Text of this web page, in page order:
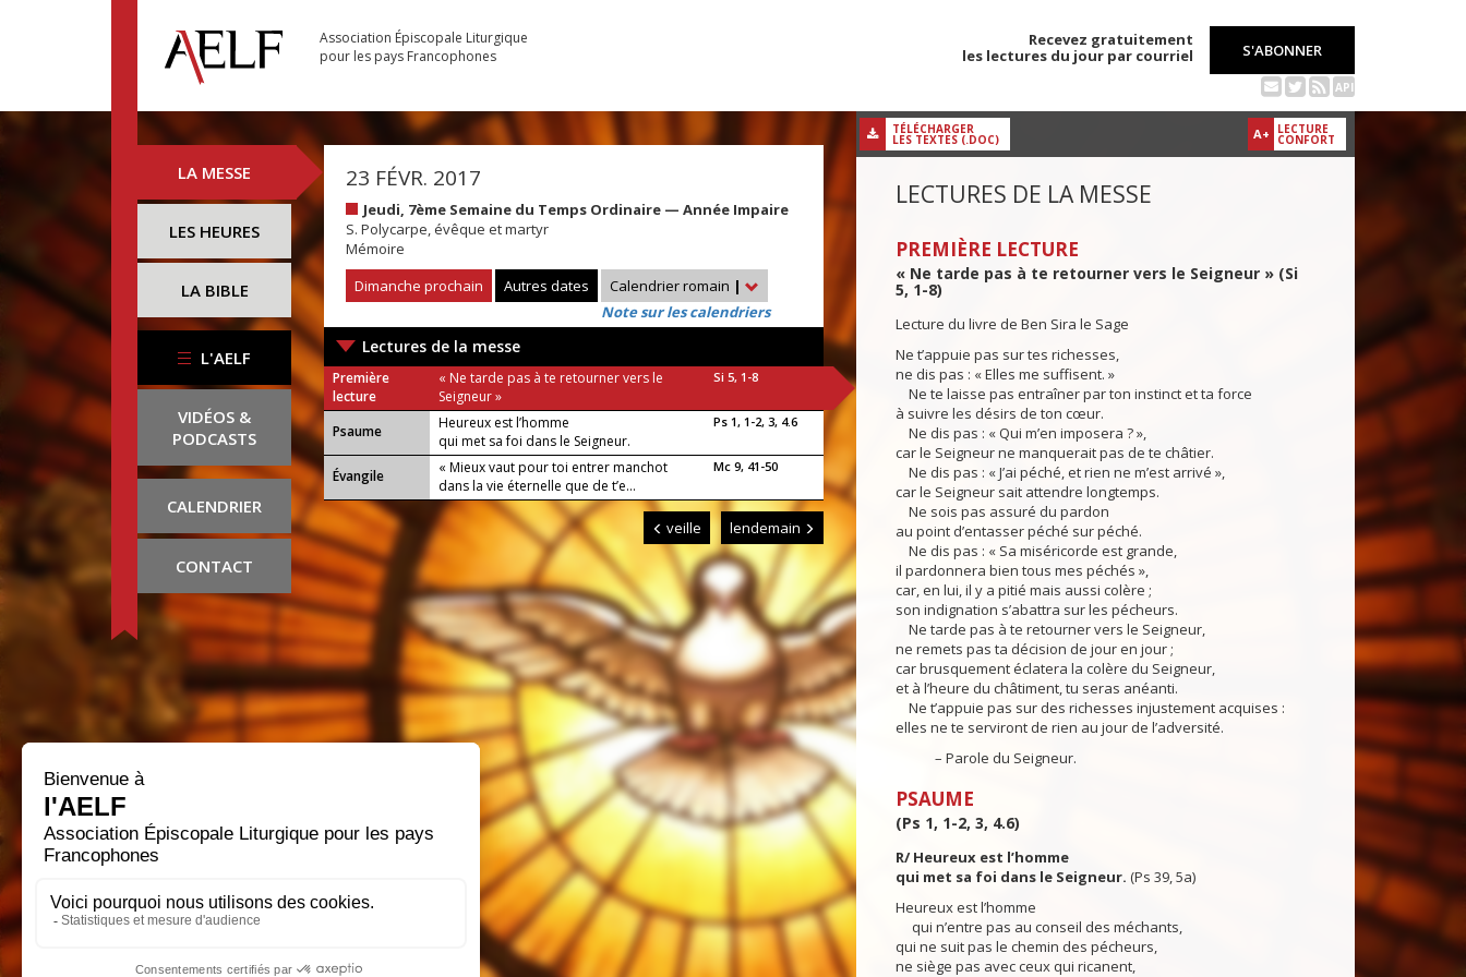
Association Épiscopale Liturgique
pour les pays Francophones
Recevez gratuitement
les lectures du jour par courriel
S'ABONNER
API
LA MESSE
LES HEURES
LA BIBLE
L'AELF
VIDÉOS &
PODCASTS
CALENDRIER
CONTACT
23 FÉVR. 2017
Jeudi, 7ème Semaine du Temps Ordinaire — Année Impaire
S. Polycarpe, évêque et martyr
Mémoire
Dimanche prochain
Autres dates Calendrier romain |
Note sur les calendriers
Lectures de la messe
Première
lecture
« Ne tarde pas à te retourner vers le
Seigneur »
Si 5, 1-8
Psaume
Heureux est l’homme
qui met sa foi dans le Seigneur.
Ps 1, 1-2, 3, 4.6
Évangile
« Mieux vaut pour toi entrer manchot
dans la vie éternelle que de t’e...
Mc 9, 41-50
veille lendemain
A+ LECTURE
CONFORT
TÉLÉCHARGER
LES TEXTES (.DOC)
LECTURES DE LA MESSE
PREMIÈRE LECTURE
« Ne tarde pas à te retourner vers le Seigneur » (Si
5, 1-8)
Lecture du livre de Ben Sira le Sage
Ne t’appuie pas sur tes richesses,
ne dis pas : « Elles me suffisent. »
Ne te laisse pas entraîner par ton instinct et ta force
à suivre les désirs de ton cœur.
Ne dis pas : « Qui m’en imposera ? »,
car le Seigneur ne manquerait pas de te châtier.
Ne dis pas : « J’ai péché, et rien ne m’est arrivé »,
car le Seigneur sait attendre longtemps.
Ne sois pas assuré du pardon
au point d’entasser péché sur péché.
Ne dis pas : « Sa miséricorde est grande,
il pardonnera bien tous mes péchés »,
car, en lui, il y a pitié mais aussi colère ;
son indignation s’abattra sur les pécheurs.
Ne tarde pas à te retourner vers le Seigneur,
ne remets pas ta décision de jour en jour ;
car brusquement éclatera la colère du Seigneur,
et à l’heure du châtiment, tu seras anéanti.
Ne t’appuie pas sur des richesses injustement acquises :
elles ne te serviront de rien au jour de l’adversité.
– Parole du Seigneur.
PSAUME
(Ps 1, 1-2, 3, 4.6)
R/ Heureux est l’homme
qui met sa foi dans le Seigneur. (Ps 39, 5a)
Heureux est l’homme
qui n’entre pas au conseil des méchants,
qui ne suit pas le chemin des pécheurs,
ne siège pas avec ceux qui ricanent,